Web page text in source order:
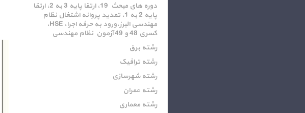
دوره های مبحث 19، ارتقا پایه 3 به 2، ارتقا
پایه 2 به 1، تمدید پروانه اشتغال نظام
مهندسی البرز،ورود به حرفه اجرا، HSE،
کسری 48 و 49 آزمون نظام مهندسی
رشته برق
رشته ترافیک
رشته شهرسازی
رشته عمران
رشته معماری